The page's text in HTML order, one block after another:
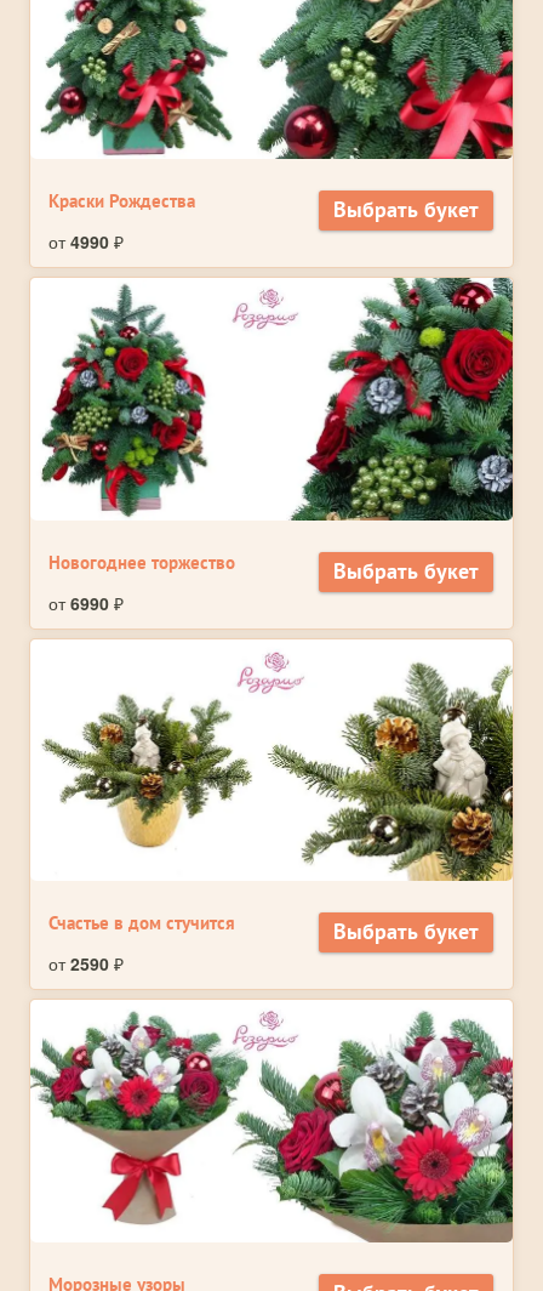
Краски Рождества
от4990 ₽
Выбрать букет
Новогоднее торжество
от6990 ₽
Выбрать букет
Счастье в дом стучится
от2590 ₽
Выбрать букет
Морозные узоры